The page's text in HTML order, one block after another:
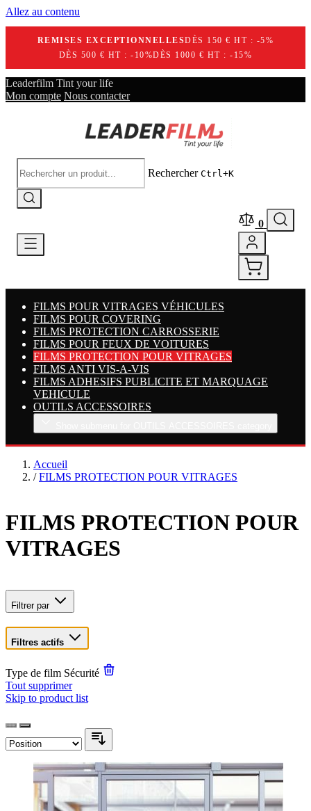
Allez au contenu
REMISES EXCEPTIONNELLESDÈS 150 € HT : -5%
DÈS 500 € HT : -10%DÈS 1000 € HT : -15%
Leaderfilm Tint your life
Mon compte Nous contacter
Rechercher Ctrl+K
0
FILMS POUR VITRAGES VÉHICULES
FILMS POUR COVERING
FILMS PROTECTION CARROSSERIE
FILMS POUR FEUX DE VOITURES
FILMS PROTECTION POUR VITRAGES
FILMS ANTI VIS-A-VIS
FILMS ADHESIFS PUBLICITE ET MARQUAGE
VEHICULE
OUTILS ACCESSOIRES
Accueil
/ FILMS PROTECTION POUR VITRAGES
FILMS PROTECTION POUR
VITRAGES
Filtrer par
Filtres actifs
Type de film Sécurité
Tout supprimer
Skip to product list